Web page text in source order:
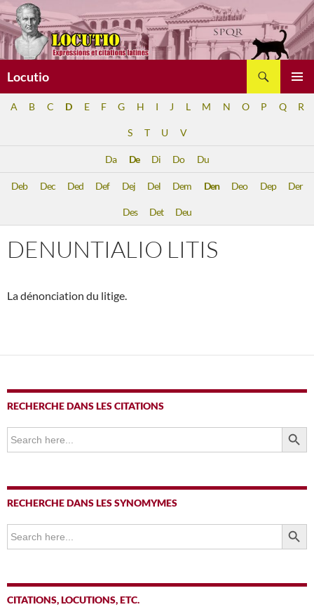
Aller
au
contenu
Locutio
A B C D E F G H I J L M N O P Q R
S T U V
Da De Di Do Du
Deb Dec Ded Def Dej Del Dem Den Deo Dep Der
Des Det Deu
DENUNTIALIO LITIS
La dénonciation du litige.
RECHERCHE DANS LES CITATIONS
Search
for:
SEARCH
RECHERCHE DANS LES SYNOMYMES
Search
for:
SEARCH
CITATIONS, LOCUTIONS, ETC.